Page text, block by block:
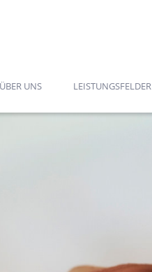
ÜBER UNS LEISTUNGSFELDER